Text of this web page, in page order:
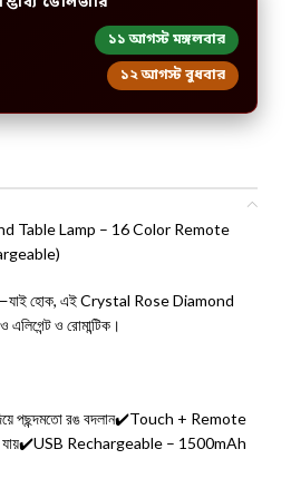
১১ আগস্ট মঙ্গলবার
১২ আগস্ট বুধবার
Table Lamp – 16 Color Remote
হোক, এই Crystal Rose Diamond
ও রোমান্টিক।
পছন্দমতো রঙ বদলান✔️Touch + Remote
যায়✔️USB Rechargeable – 1500mAh